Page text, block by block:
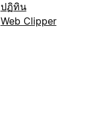
ปฏิทิน
Web Clipper